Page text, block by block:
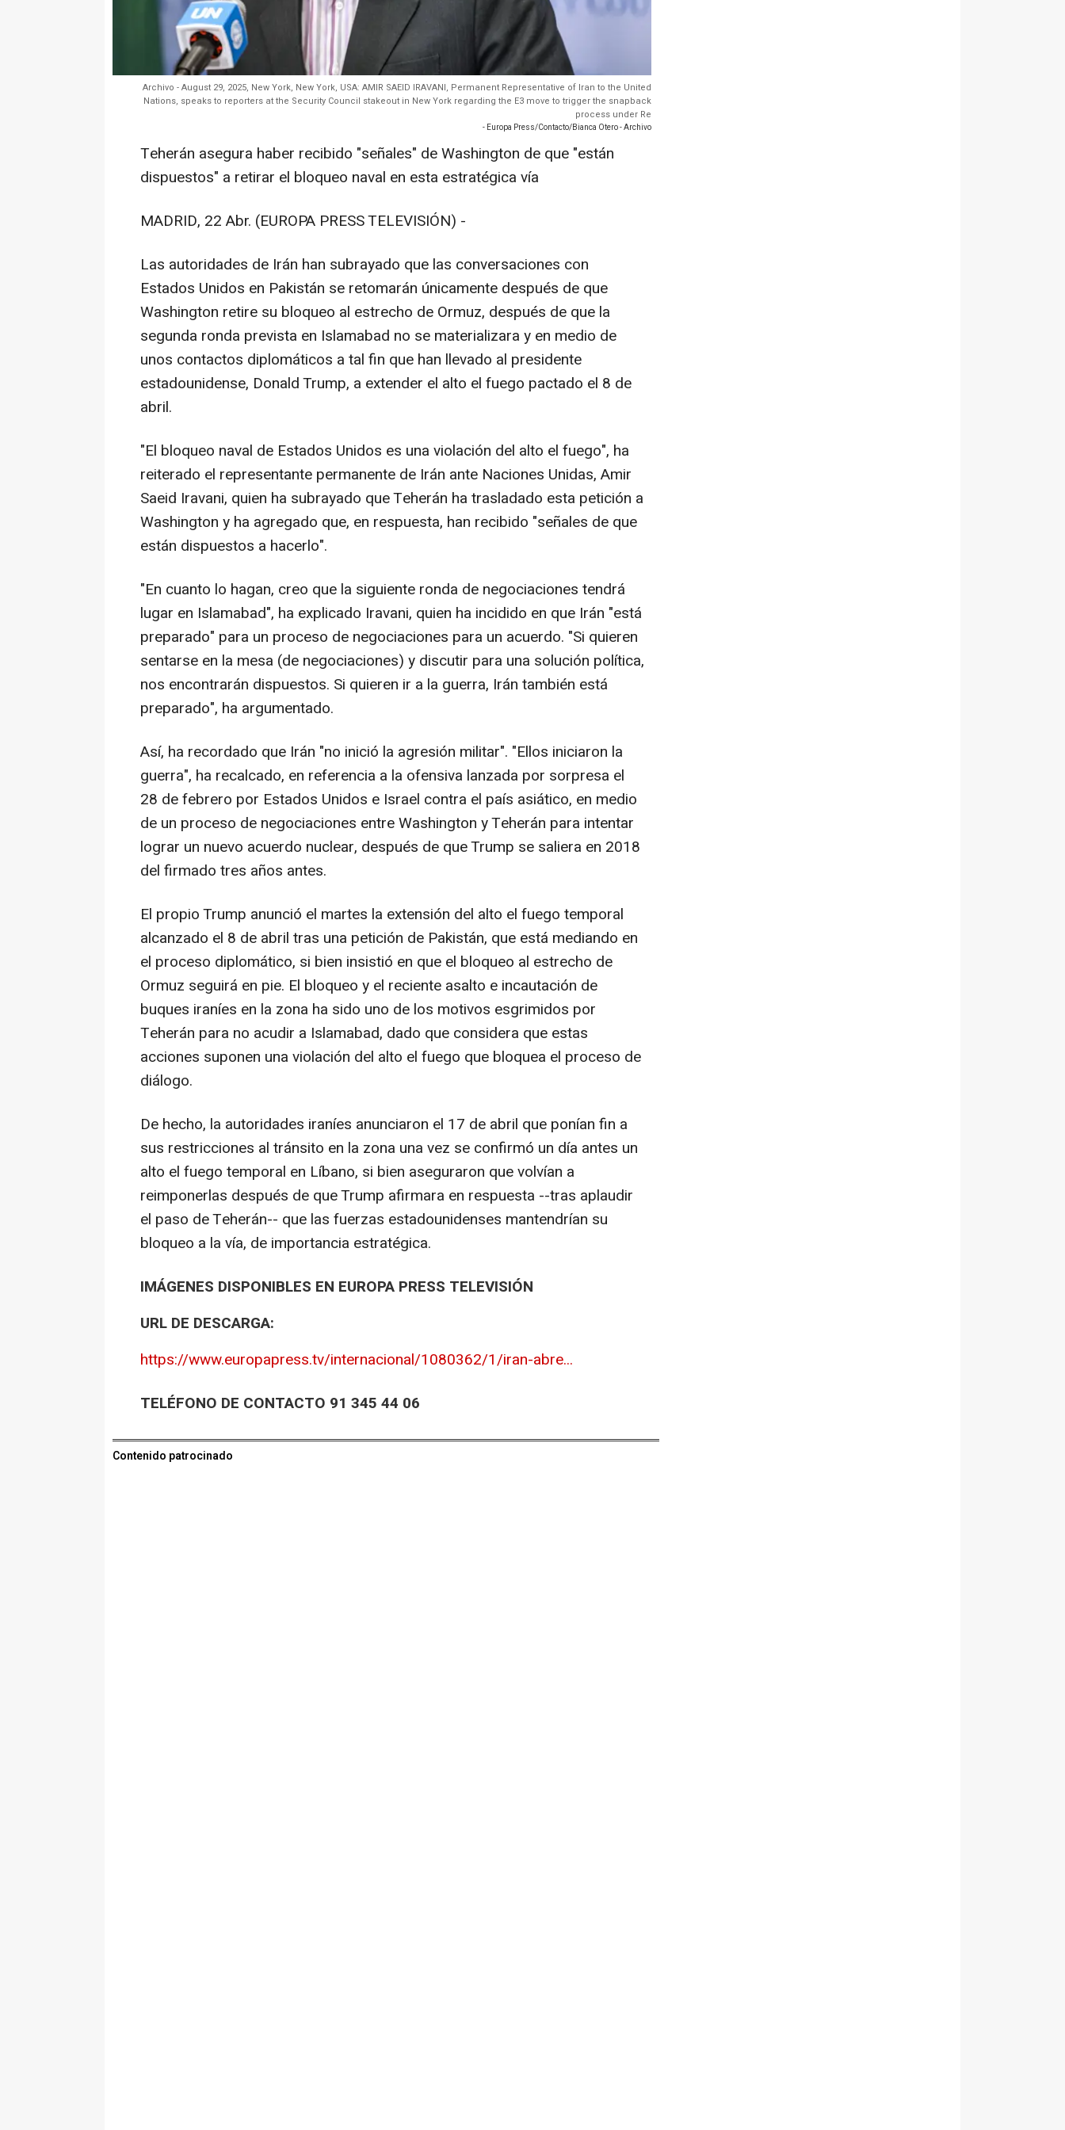
Archivo - August 29, 2025, New York, New York, USA: AMIR SAEID IRAVANI, Permanent Representative of Iran to the United
Nations, speaks to reporters at the Security Council stakeout in New York regarding the E3 move to trigger the snapback
process under Re
- Europa Press/Contacto/Bianca Otero - Archivo
Teherán asegura haber recibido "señales" de Washington de que "están
dispuestos" a retirar el bloqueo naval en esta estratégica vía
MADRID, 22 Abr. (EUROPA PRESS TELEVISIÓN) -
Las autoridades de Irán han subrayado que las conversaciones con
Estados Unidos en Pakistán se retomarán únicamente después de que
Washington retire su bloqueo al estrecho de Ormuz, después de que la
segunda ronda prevista en Islamabad no se materializara y en medio de
unos contactos diplomáticos a tal fin que han llevado al presidente
estadounidense, Donald Trump, a extender el alto el fuego pactado el 8 de
abril.
"El bloqueo naval de Estados Unidos es una violación del alto el fuego", ha
reiterado el representante permanente de Irán ante Naciones Unidas, Amir
Saeid Iravani, quien ha subrayado que Teherán ha trasladado esta petición a
Washington y ha agregado que, en respuesta, han recibido "señales de que
están dispuestos a hacerlo".
"En cuanto lo hagan, creo que la siguiente ronda de negociaciones tendrá
lugar en Islamabad", ha explicado Iravani, quien ha incidido en que Irán "está
preparado" para un proceso de negociaciones para un acuerdo. "Si quieren
sentarse en la mesa (de negociaciones) y discutir para una solución política,
nos encontrarán dispuestos. Si quieren ir a la guerra, Irán también está
preparado", ha argumentado.
Así, ha recordado que Irán "no inició la agresión militar". "Ellos iniciaron la
guerra", ha recalcado, en referencia a la ofensiva lanzada por sorpresa el
28 de febrero por Estados Unidos e Israel contra el país asiático, en medio
de un proceso de negociaciones entre Washington y Teherán para intentar
lograr un nuevo acuerdo nuclear, después de que Trump se saliera en 2018
del firmado tres años antes.
El propio Trump anunció el martes la extensión del alto el fuego temporal
alcanzado el 8 de abril tras una petición de Pakistán, que está mediando en
el proceso diplomático, si bien insistió en que el bloqueo al estrecho de
Ormuz seguirá en pie. El bloqueo y el reciente asalto e incautación de
buques iraníes en la zona ha sido uno de los motivos esgrimidos por
Teherán para no acudir a Islamabad, dado que considera que estas
acciones suponen una violación del alto el fuego que bloquea el proceso de
diálogo.
De hecho, la autoridades iraníes anunciaron el 17 de abril que ponían fin a
sus restricciones al tránsito en la zona una vez se confirmó un día antes un
alto el fuego temporal en Líbano, si bien aseguraron que volvían a
reimponerlas después de que Trump afirmara en respuesta --tras aplaudir
el paso de Teherán-- que las fuerzas estadounidenses mantendrían su
bloqueo a la vía, de importancia estratégica.
IMÁGENES DISPONIBLES EN EUROPA PRESS TELEVISIÓN
URL DE DESCARGA:
https://www.europapress.tv/internacional/1080362/1/iran-abre...
TELÉFONO DE CONTACTO 91 345 44 06
Contenido patrocinado